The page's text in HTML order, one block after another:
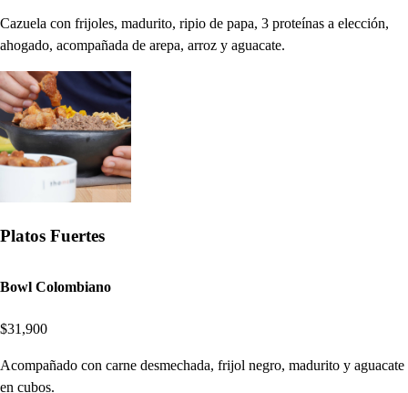
Cazuela con frijoles, madurito, ripio de papa, 3 proteínas a elección,
ahogado, acompañada de arepa, arroz y aguacate.
Platos Fuertes
Bowl Colombiano
$31,900
Acompañado con carne desmechada, frijol negro, madurito y aguacate
en cubos.